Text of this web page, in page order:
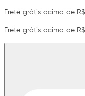
Frete grátis acima de
Frete grátis acima de